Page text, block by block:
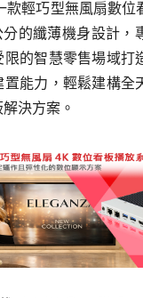
款輕巧型無風扇數位
的纖薄機身設計，
限的智慧零售場域打
置能力，輕鬆建構全
決方案。